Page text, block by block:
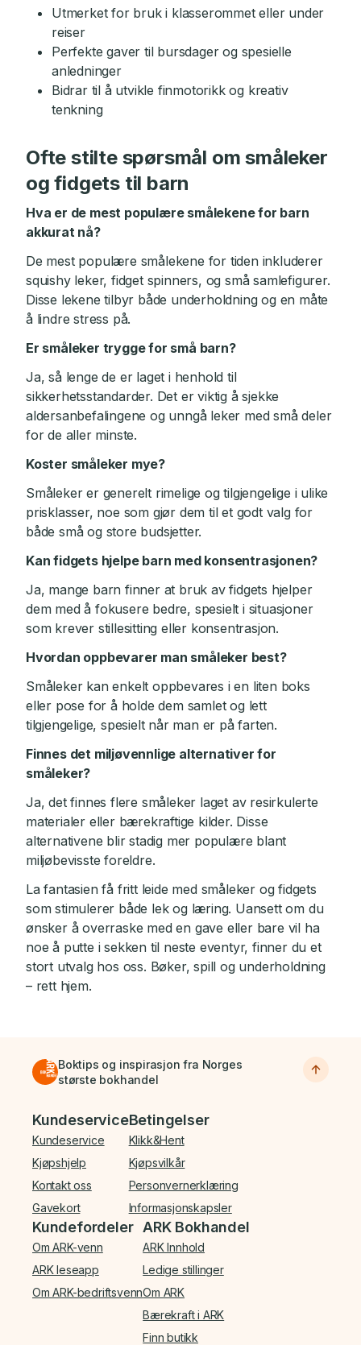
Utmerket for bruk i klasserommet eller under
reiser
Perfekte gaver til bursdager og spesielle
anledninger
Bidrar til å utvikle finmotorikk og kreativ
tenkning
Ofte stilte spørsmål om småleker
og fidgets til barn
Hva er de mest populære smålekene for barn
akkurat nå?
De mest populære smålekene for tiden inkluderer
squishy leker, fidget spinners, og små samlefigurer.
Disse lekene tilbyr både underholdning og en måte
å lindre stress på.
Er småleker trygge for små barn?
Ja, så lenge de er laget i henhold til
sikkerhetsstandarder. Det er viktig å sjekke
aldersanbefalingene og unngå leker med små deler
for de aller minste.
Koster småleker mye?
Småleker er generelt rimelige og tilgjengelige i ulike
prisklasser, noe som gjør dem til et godt valg for
både små og store budsjetter.
Kan fidgets hjelpe barn med konsentrasjonen?
Ja, mange barn finner at bruk av fidgets hjelper
dem med å fokusere bedre, spesielt i situasjoner
som krever stillesitting eller konsentrasjon.
Hvordan oppbevarer man småleker best?
Småleker kan enkelt oppbevares i en liten boks
eller pose for å holde dem samlet og lett
tilgjengelige, spesielt når man er på farten.
Finnes det miljøvennlige alternativer for
småleker?
Ja, det finnes flere småleker laget av resirkulerte
materialer eller bærekraftige kilder. Disse
alternativene blir stadig mer populære blant
miljøbevisste foreldre.
La fantasien få fritt leide med småleker og fidgets
som stimulerer både lek og læring. Uansett om du
ønsker å overraske med en gave eller bare vil ha
noe å putte i sekken til neste eventyr, finner du et
stort utvalg hos oss. Bøker, spill og underholdning
– rett hjem.
Boktips og inspirasjon fra Norges
største bokhandel
Bunnmeny
Kundeservice
Kundeservice
Kjøpshjelp
Kontakt oss
Gavekort
Betingelser
Klikk&Hent
Kjøpsvilkår
Personvernerklæring
Informasjonskapsler
Kundefordeler
Om ARK-venn
ARK leseapp
Om ARK-bedriftsvenn
ARK Bokhandel
ARK Innhold
Ledige stillinger
Om ARK
Bærekraft i ARK
Finn butikk